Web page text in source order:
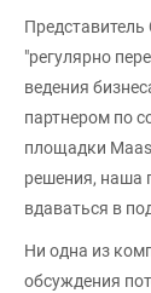
"регулярно
ведения
партнером по
площадки
решения, наша
вдаваться в
Ни одна из
обсуждения